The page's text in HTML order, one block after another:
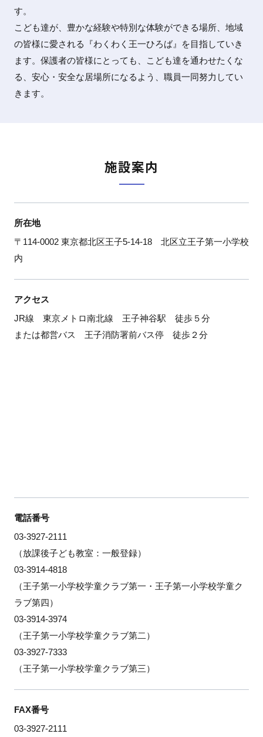
す。
こども達が、豊かな経験や特別な体験ができる場所、地域
の皆様に愛される『わくわく王一ひろば』を目指していき
ます。保護者の皆様にとっても、こども達を通わせたくな
る、安心・安全な居場所になるよう、職員一同努力してい
きます。
施設案内
所在地
〒114-0002 東京都北区王子5-14-18 北区立王子第一小学校
内
アクセス
JR線 東京メトロ南北線 王子神谷駅 徒歩５分
または都営バス 王子消防署前バス停 徒歩２分
電話番号
03-3927-2111
（放課後子ども教室：一般登録）
03-3914-4818
（王子第一小学校学童クラブ第一・王子第一小学校学童ク
ラブ第四）
03-3914-3974
（王子第一小学校学童クラブ第二）
03-3927-7333
（王子第一小学校学童クラブ第三）
FAX番号
03-3927-2111